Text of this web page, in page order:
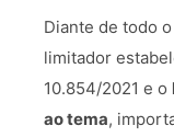
Diante de todo
limitador
10.854/2021 e o
ao tema,